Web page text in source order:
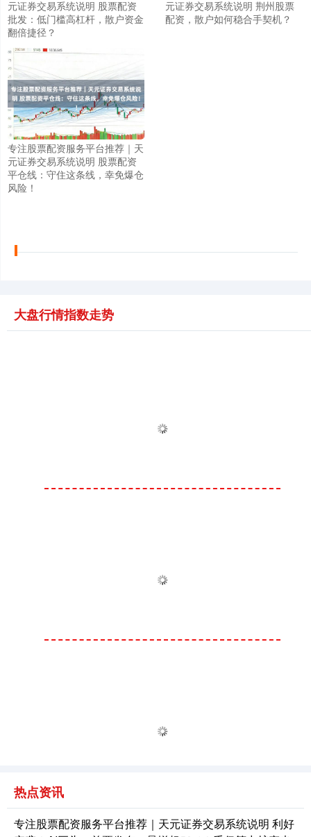
元证券交易系统说明 股票配资
批发：低门槛高杠杆，散户资金
翻倍捷径？
元证券交易系统说明 荆州股票
配资，散户如何稳合手契机？
专注股票配资服务平台推荐｜天
元证券交易系统说明 股票配资
平仓线：守住这条线，幸免爆仓
风险！
大盘行情指数走势
热点资讯
专注股票配资服务平台推荐｜天元证券交易系统说明 利好